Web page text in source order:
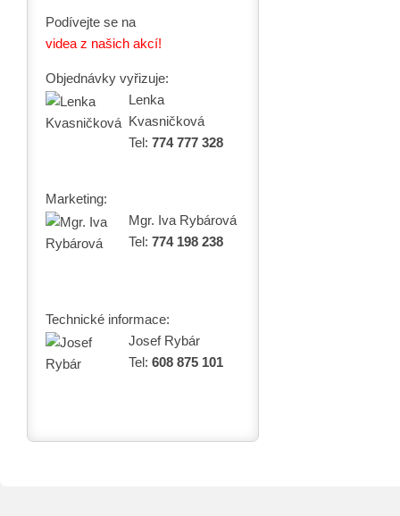
Podívejte se na
videa z našich akcí!
Objednávky vyřizuje:
Lenka
Kvasničková
Tel: 774 777 328
Marketing:
Mgr. Iva Rybárová
Tel: 774 198 238
Technické informace:
Josef Rybár
Tel: 608 875 101